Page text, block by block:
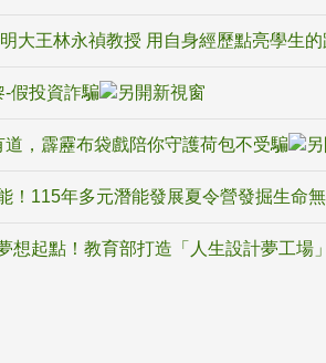
大王林永禎教授 用自身經歷點亮學生的
-假投資詐騙
道，霹靂布袋戲陪你守護荷包不受騙
！115年多元潛能發展夏令營發掘生命
想起點！教育部打造「人生設計夢工場